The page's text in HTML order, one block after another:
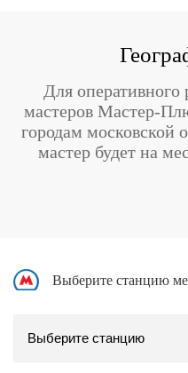
Для оперативного
мастеров Мастер-
городам московской
мастер будет на
Выберите станцию